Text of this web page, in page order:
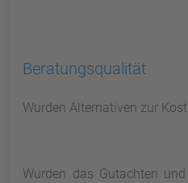
Beratungsqualität
Wurden Alternativen zur
Wurden das Gutachten